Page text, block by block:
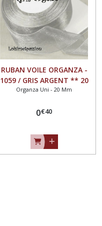
RUBAN VOILE ORGANZA -
1059 / GRIS ARGENT ** 20
mm ** Vendu au mètre -
Organza Uni - 20 Mm
0€40